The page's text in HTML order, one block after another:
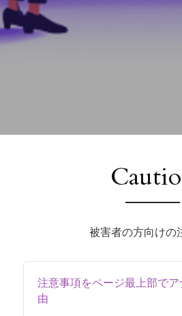
被害者の方向けの
注意事項をページ最上部で
由